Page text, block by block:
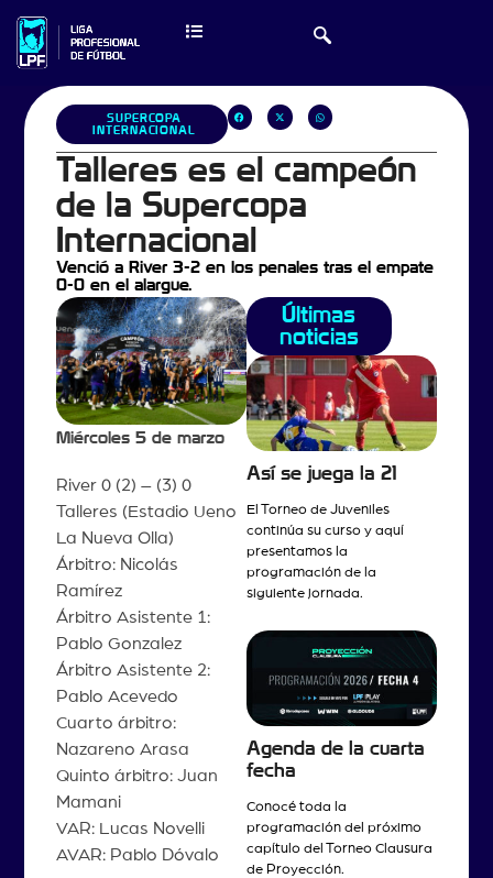
SUPERCOPA
INTERNACIONAL
Talleres es el campeón
de la Supercopa
Internacional
Venció a River 3-2 en los penales tras el empate
0-0 en el alargue.
Miércoles 5 de marzo
River 0 (2) – (3) 0
Talleres (Estadio Ueno
La Nueva Olla)
Árbitro: Nicolás
Ramírez
Árbitro Asistente 1:
Pablo Gonzalez
Árbitro Asistente 2:
Pablo Acevedo
Cuarto árbitro:
Nazareno Arasa
Quinto árbitro: Juan
Mamani
VAR: Lucas Novelli
AVAR: Pablo Dóvalo
Últimas
noticias
Así se juega la 21
El Torneo de Juveniles
continúa su curso y aquí
presentamos la
programación de la
siguiente jornada.
Agenda de la cuarta
fecha
Conocé toda la
programación del próximo
capítulo del Torneo Clausura
de Proyección.